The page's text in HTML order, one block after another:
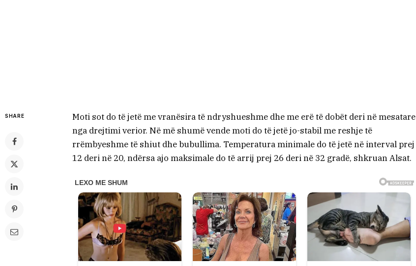
SHARE
Moti sot do të jetë me vranësira të ndryshueshme dhe me erë të dobët deri në mesatare
nga drejtimi verior. Në më shumë vende moti do të jetë jo-stabil me reshje të
rrëmbyeshme të shiut dhe bubullima. Temperatura minimale do të jetë në interval prej
12 deri në 20, ndërsa ajo maksimale do të arrij prej 26 deri në 32 gradë, shkruan Alsat.